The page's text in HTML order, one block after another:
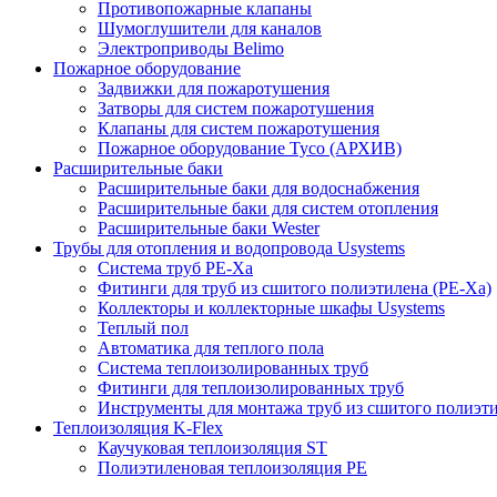
Противопожарные клапаны
Шумоглушители для каналов
Электроприводы Belimo
Пожарное оборудование
Задвижки для пожаротушения
Затворы для систем пожаротушения
Клапаны для систем пожаротушения
Пожарное оборудование Tyco (АРХИВ)
Расширительные баки
Расширительные баки для водоснабжения
Расширительные баки для систем отопления
Расширительные баки Wester
Трубы для отопления и водопровода Usystems
Система труб PE-Xa
Фитинги для труб из сшитого полиэтилена (PE-Xa)
Коллекторы и коллекторные шкафы Usystems
Теплый пол
Автоматика для теплого пола
Система теплоизолированных труб
Фитинги для теплоизолированных труб
Инструменты для монтажа труб из сшитого
Теплоизоляция K-Flex
Каучуковая теплоизоляция ST
Полиэтиленовая теплоизоляция PE